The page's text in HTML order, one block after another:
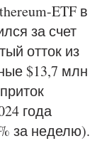
ETF в
за счет
отток из
$13,7 млн
года
за неделю).